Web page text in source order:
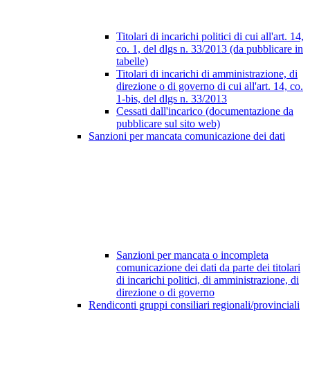
Titolari di incarichi politici di cui all'art. 14,
co. 1, del dlgs n. 33/2013 (da pubblicare in
tabelle)
Titolari di incarichi di amministrazione, di
direzione o di governo di cui all'art. 14, co.
1-bis, del dlgs n. 33/2013
Cessati dall'incarico (documentazione da
pubblicare sul sito web)
Sanzioni per mancata comunicazione dei dati
Sanzioni per mancata o incompleta
comunicazione dei dati da parte dei titolari
di incarichi politici, di amministrazione, di
direzione o di governo
Rendiconti gruppi consiliari regionali/provinciali